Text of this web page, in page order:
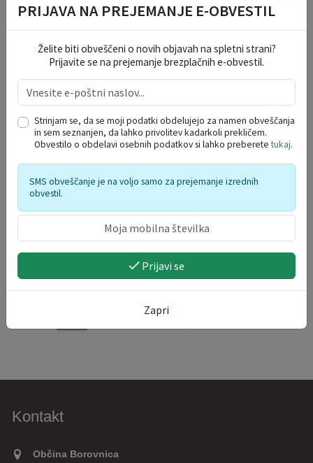
DOGODKI V REGIJI
avgust 2026
po
to sr
27 28 29 30 31 1
2
3
4 5 6 7 8
9
10
11 12 13 14 15
16
24
25 28 29
31
1 2 3 4 5 6
Kontakt
Občina Borovnica
PRIJAVA NA PREJEMANJE E-OBVESTIL
Želite biti obveščeni o novih objavah na spletni strani?
Prijavite se na prejemanje brezplačnih e-obvestil.
Strinjam se, da se moji podatki obdelujejo za namen obveščanja
in sem seznanjen, da lahko privolitev kadarkoli prekličem.
Obvestilo o obdelavi osebnih podatkov si lahko preberetetukaj.
SMS obveščanje je na voljo samo za prejemanje izrednih
obvestil.
Prijavi se
Zapri